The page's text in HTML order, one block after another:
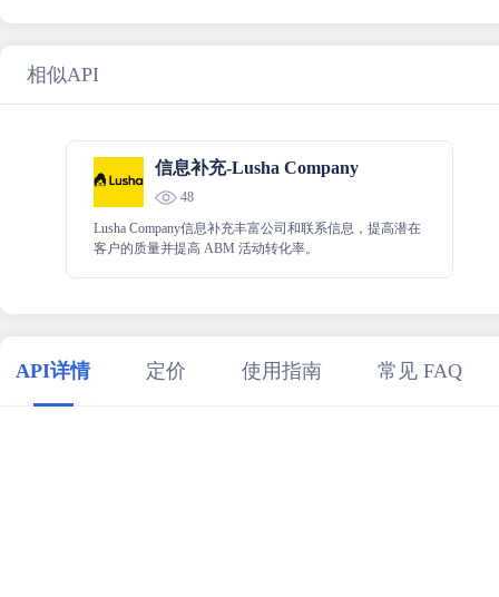
相似API
信息补充-Lusha Company
48
Lusha Company信息补充丰富公司和联系信息，提高潜在
客户的质量并提高 ABM 活动转化率。
API详情 定价 使用指南 常见 FAQ